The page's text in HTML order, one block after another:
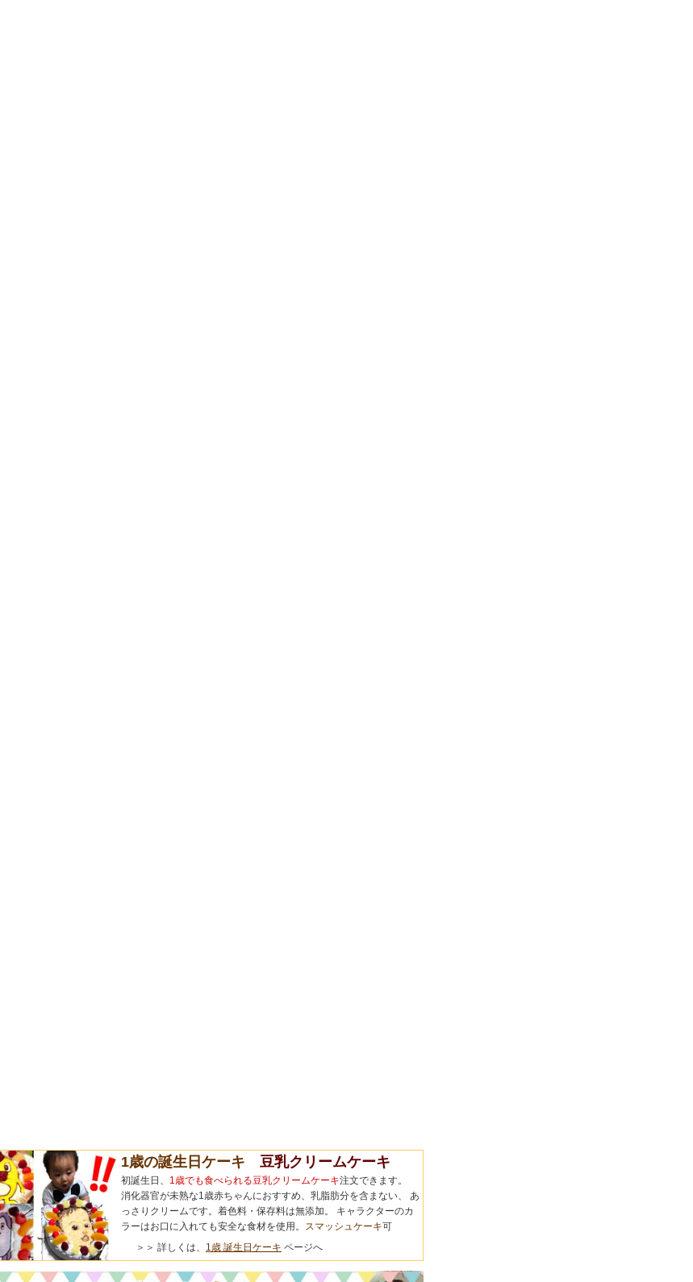
1歳の誕生日ケーキ 豆乳クリームケーキ
初誕生日、 1歳でも食べられる豆乳クリームケーキ注文できます。
消化器官が未熟な1歳赤ちゃんにおすすめ、乳脂肪分を含まない、 あ
っさりクリームです。着色料・保存料は無添加。 キャラクターのカ
ラーはお口に入れても安全な食材を使用。 スマッシュケーキ可
＞＞ 詳しくは、 1歳 誕生日ケーキ ページへ